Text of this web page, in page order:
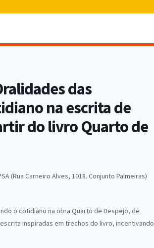
das
na escrita de
do livro Quarto de
(Rua Carneiro Alves, 1018. Conjunto Palmeiras)
o cotidiano na obra Quarto de Despejo, de
inspiradas em trechos do livro, incentivando